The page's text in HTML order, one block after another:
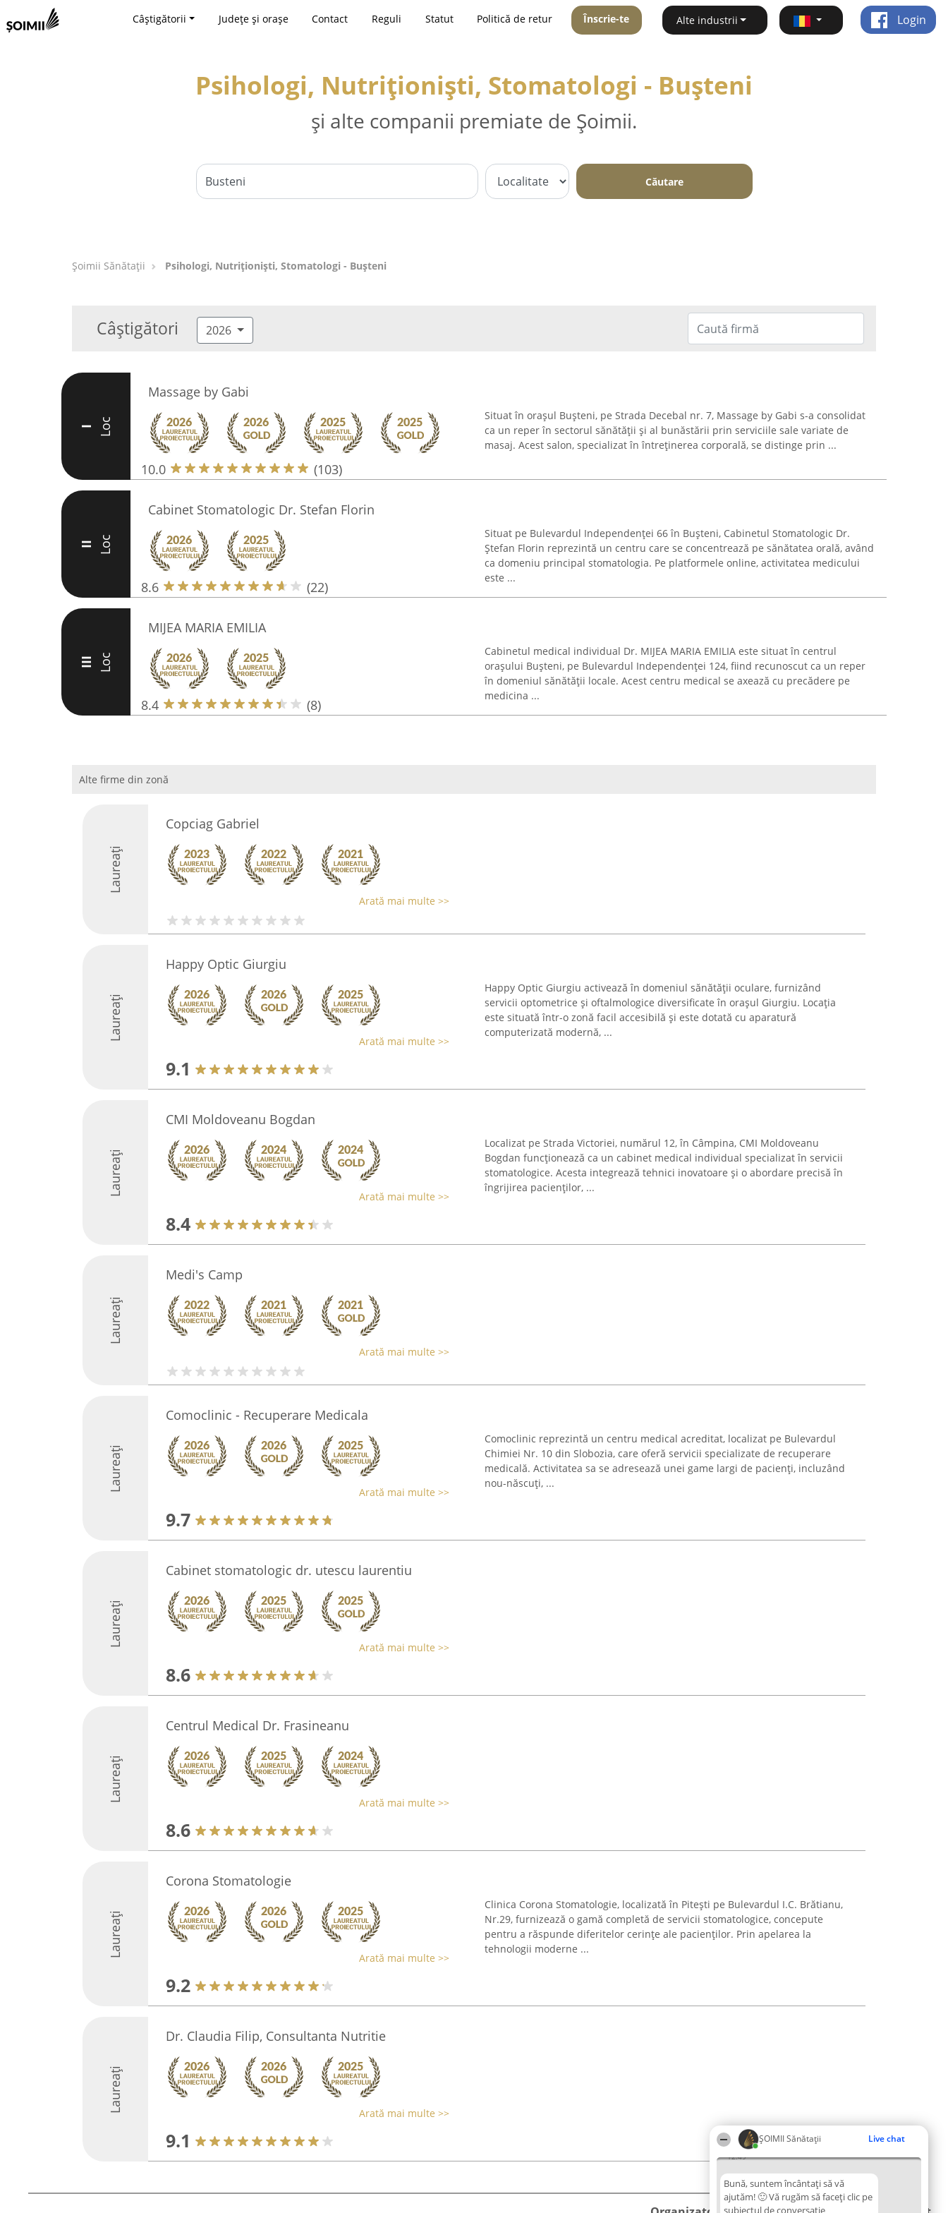
ŞOIMII Sănătații Live chat
12:49
Bună, suntem încântați să vă
ajutăm! 🙂 Vă rugăm să faceți clic pe
subiectul de conversație
Câștigătorii Județe și orașe Contact Reguli Statut Politică de retur Înscrie-te Alte industrii Login
Psihologi, Nutriționiști, Stomatologi - Buşteni
și alte companii premiate de Șoimii.
Căutare
Şoimii Sănătații Psihologi, Nutriționiști, Stomatologi - Buşteni
Câștigători 2026
I Loc
Massage by Gabi
10.0 (103)
Situat în orașul Bușteni, pe Strada Decebal nr. 7, Massage by Gabi s-a consolidat
ca un reper în sectorul sănătății și al bunăstării prin serviciile sale variate de
masaj. Acest salon, specializat în întreținerea corporală, se distinge prin ...
II Loc
Cabinet Stomatologic Dr. Stefan Florin
8.6 (22)
Situat pe Bulevardul Independenței 66 în Bușteni, Cabinetul Stomatologic Dr.
Ștefan Florin reprezintă un centru care se concentrează pe sănătatea orală, având
ca domeniu principal stomatologia. Pe platformele online, activitatea medicului
este ...
III Loc
MIJEA MARIA EMILIA
8.4 (8)
Cabinetul medical individual Dr. MIJEA MARIA EMILIA este situat în centrul
orașului Bușteni, pe Bulevardul Independenței 124, fiind recunoscut ca un reper
în domeniul sănătății locale. Acest centru medical se axează cu precădere pe
medicina ...
Alte firme din zonă
Laureați
Copciag Gabriel
Arată mai multe >>
Laureați
Happy Optic Giurgiu
Arată mai multe >>
9.1
Happy Optic Giurgiu activează în domeniul sănătății oculare, furnizând
servicii optometrice și oftalmologice diversificate în orașul Giurgiu. Locația
este situată într-o zonă facil accesibilă și este dotată cu aparatură
computerizată modernă, ...
Laureați
CMI Moldoveanu Bogdan
Arată mai multe >>
8.4
Localizat pe Strada Victoriei, numărul 12, în Câmpina, CMI Moldoveanu
Bogdan funcționează ca un cabinet medical individual specializat în servicii
stomatologice. Acesta integrează tehnici inovatoare și o abordare precisă în
îngrijirea pacienților, ...
Laureați
Medi's Camp
Arată mai multe >>
Laureați
Comoclinic - Recuperare Medicala
Arată mai multe >>
9.7
Comoclinic reprezintă un centru medical acreditat, localizat pe Bulevardul
Chimiei Nr. 10 din Slobozia, care oferă servicii specializate de recuperare
medicală. Activitatea sa se adresează unei game largi de pacienți, incluzând
nou-născuți, ...
Laureați
Cabinet stomatologic dr. utescu laurentiu
Arată mai multe >>
8.6
Laureați
Centrul Medical Dr. Frasineanu
Arată mai multe >>
8.6
Laureați
Corona Stomatologie
Arată mai multe >>
9.2
Clinica Corona Stomatologie, localizată în Pitești pe Bulevardul I.C. Brătianu,
Nr.29, furnizează o gamă completă de servicii stomatologice, concepute
pentru a răspunde diferitelor cerințe ale pacienților. Prin apelarea la
tehnologii moderne ...
Laureați
Dr. Claudia Filip, Consultanta Nutritie
Arată mai multe >>
9.1